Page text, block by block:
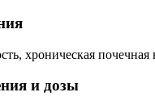
хроническая
и дозы